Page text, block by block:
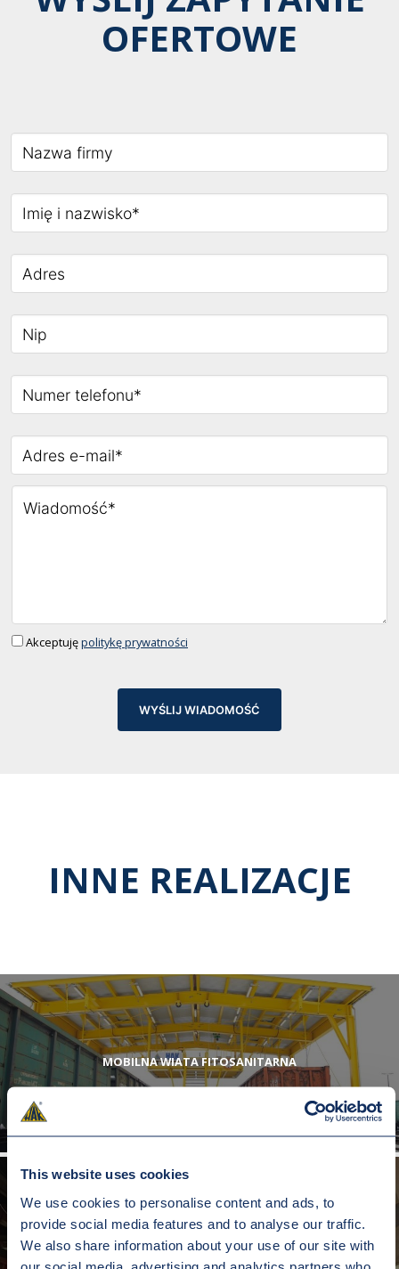
This website uses cookies
We use cookies to personalise content and ads, to
provide social media features and to analyse our traffic.
We also share information about your use of our site with
our social media, advertising and analytics partners who
OFERTOWE
Akceptujępolitykę prywatności
WYŚLIJ WIADOMOŚĆ
INNE REALIZACJE
MOBILNA WIATA FITOSANITARNA
URZĄDZENIE DO PROSTOWANIA ŚCIAN I OBWODZIN WĘGLAREK